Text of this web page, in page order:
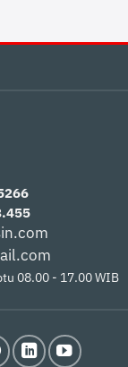
08.00 - 17.00 WIB